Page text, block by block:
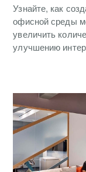
Узнайте, как
офисной среды
увеличить
улучшению